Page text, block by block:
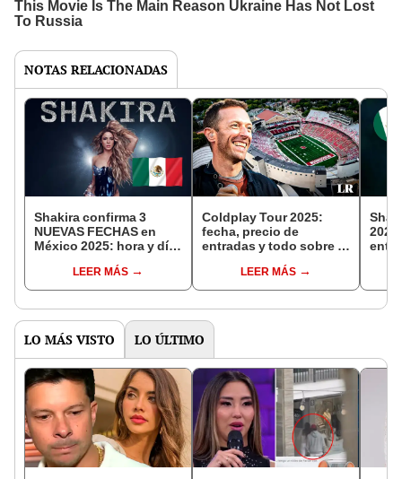
NOTAS RELACIONADAS
Shakira confirma 3
NUEVAS FECHAS en
México 2025: hora y día
boletos y cuáles son los
precios en Ticketmaster
LEER MÁS
Coldplay Tour 2025:
fecha, precio de
entradas y todo sobre el
RandallLEER MÁS
LO MÁS VISTO LO ÚLTIMO